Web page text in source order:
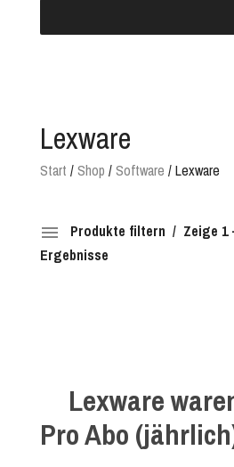
Lexware
Start /Shop /Software / Lexware
Produkte filtern
Zeige 1
Ergebnisse
Lexware
Pro Abo